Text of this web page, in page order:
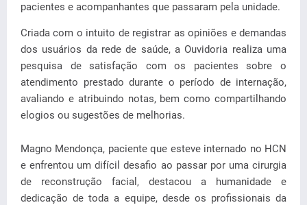
pacientes e acompanhantes que passaram pela unidade.
Criada com o intuito de registrar as opiniões e demandas
dos usuários da rede de saúde, a Ouvidoria realiza uma
pesquisa de satisfação com os pacientes sobre o
atendimento prestado durante o período de internação,
avaliando e atribuindo notas, bem como compartilhando
elogios ou sugestões de melhorias.
Magno Mendonça, paciente que esteve internado no HCN
e enfrentou um difícil desafio ao passar por uma cirurgia
de reconstrução facial, destacou a humanidade e
dedicação de toda a equipe, desde os profissionais da